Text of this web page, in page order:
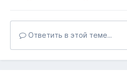
Ответить в этой теме...